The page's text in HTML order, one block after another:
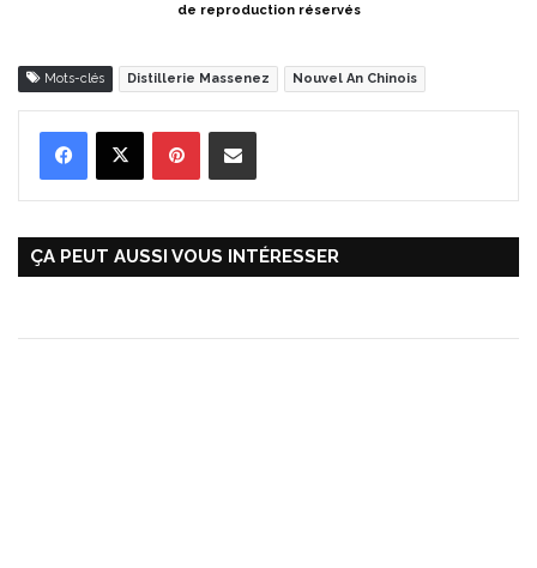
de reproduction réservés
Mots-clés Distillerie Massenez Nouvel An Chinois
ÇA PEUT AUSSI VOUS INTÉRESSER